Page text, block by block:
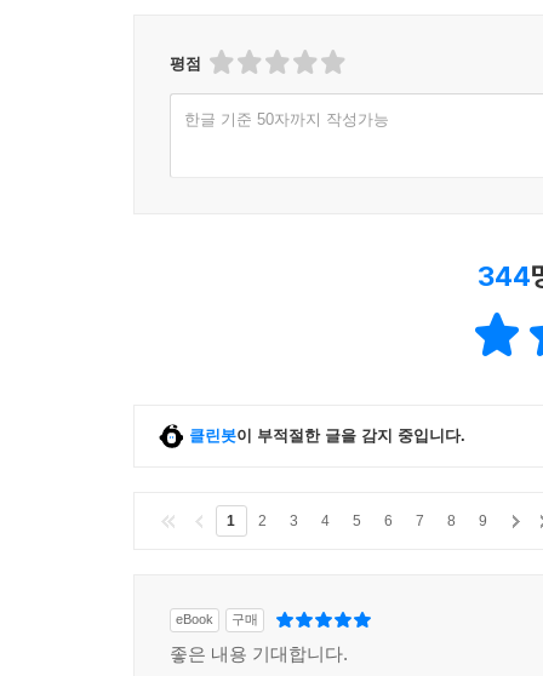
평점
한글 기준 50자까지 작성가능
344
클린봇이 부적절한 글을 감지 중입니다.
1 2 3 4 5 6 7 8 9
eBook 구매
좋은 내용 기대합니다.